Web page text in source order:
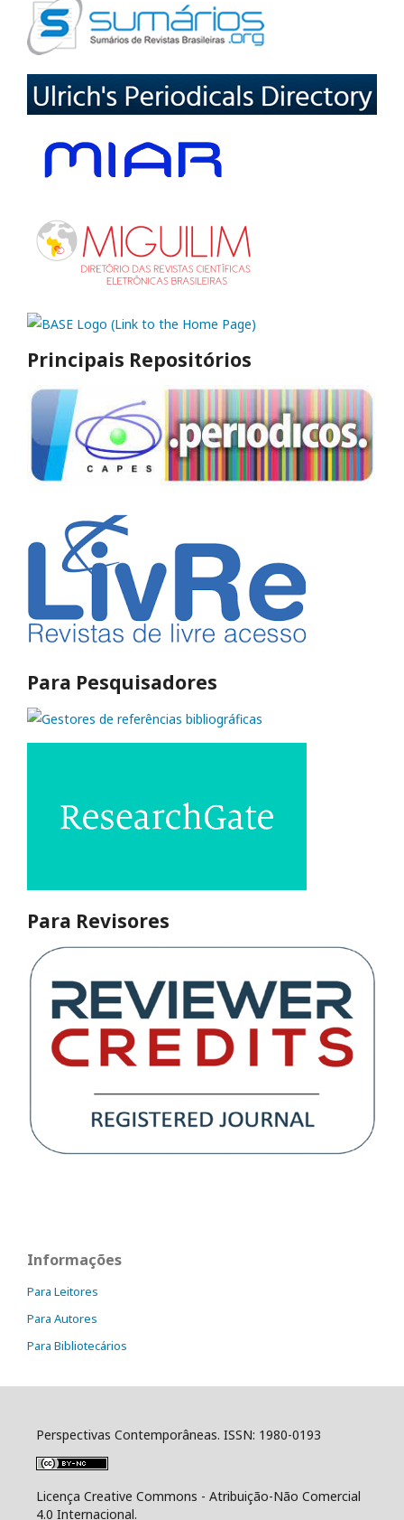
Principais Repositórios
Para Pesquisadores
Para Revisores
Informações
Para Leitores
Para Autores
Para Bibliotecários
Perspectivas Contemporâneas. ISSN: 1980-0193
Licença Creative Commons - Atribuição-Não Comercial
4.0 Internacional.